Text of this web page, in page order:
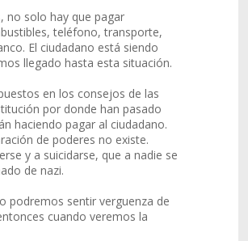
no solo hay que pagar
teléfono, transporte,
El ciudadano está siendo
llegado hasta esta situación.
en los consejos de las
por donde han pasado
haciendo pagar al ciudadano.
de poderes no existe.
y a suicidarse, que a nadie se
de nazi.
podremos sentir verguenza de
cuando veremos la